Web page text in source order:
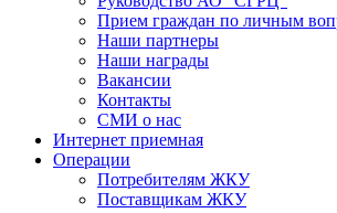
Прием граждан по личным
Наши партнеры
Наши награды
Вакансии
Контакты
СМИ о нас
Интернет приемная
Операции
Потребителям ЖКУ
Поставщикам ЖКУ